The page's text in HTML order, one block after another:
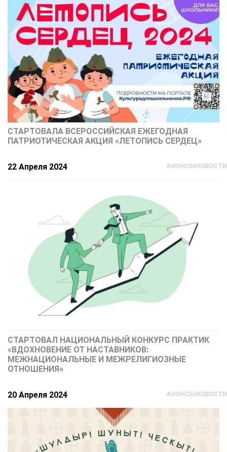
СТАРТОВАЛА ВСЕРОССИЙСКАЯ ЕЖЕГОДНАЯ
ПАТРИОТИЧЕСКАЯ АКЦИЯ «ЛЕТОПИСЬ СЕРДЕЦ»
22 Апреля 2024 АНОНСЫНОВОСТИ
СТАРТОВАЛ НАЦИОНАЛЬНЫЙ КОНКУРС ПРАКТИК
«ВДОХНОВЕНИЕ ОТ НАСТАВНИКОВ:
МЕЖНАЦИОНАЛЬНЫЕ И МЕЖРЕЛИГИОЗНЫЕ
ОТНОШЕНИЯ»
20 Апреля 2024 АНОНСЫНОВОСТИ